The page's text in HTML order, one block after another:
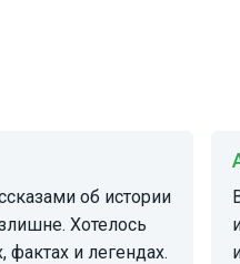
Хотелось
и легендах.
Все очень понравилось,